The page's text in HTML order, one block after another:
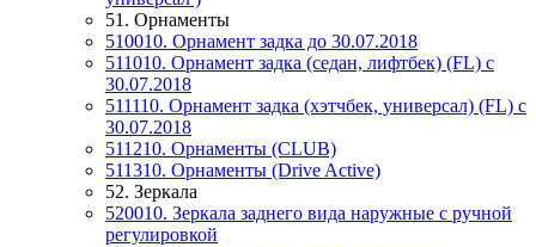
51. Орнаменты
510010. Орнамент задка до 30.07.2018
511010. Орнамент задка (седан, лифтбек) (FL) c
30.07.2018
511110. Орнамент задка (хэтчбек, универсал) (FL) c
30.07.2018
511210. Орнаменты (CLUB)
511310. Орнаменты (Drive Active)
52. Зеркала
520010. Зеркала заднего вида наружные с ручной
регулировкой